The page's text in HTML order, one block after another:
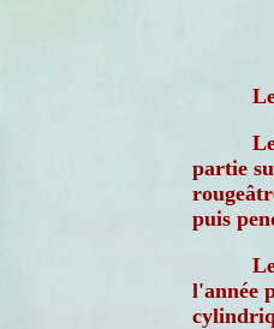
partie
puis
l'année